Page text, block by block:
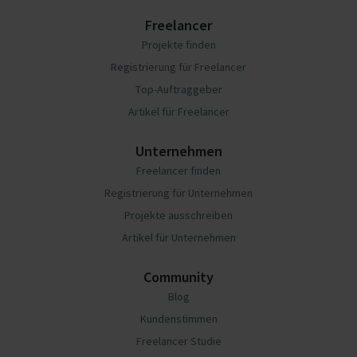
Freelancer
Projekte finden
Registrierung für Freelancer
Top-Auftraggeber
Artikel für Freelancer
Unternehmen
Freelancer finden
Registrierung für Unternehmen
Projekte ausschreiben
Artikel für Unternehmen
Community
Blog
Kundenstimmen
Freelancer Studie